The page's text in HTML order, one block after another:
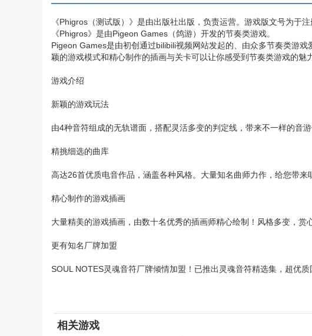
《Phigros（测试版）》是由出版社出版，负责运营。游戏版文号为于注
《Phigros》是由Pigeon Games（鸽游）开发的节奏类游戏。
Pigeon Games是由初创通过bilibili视频网站发起的、由众多节奏类游
颖的游戏模式和精心制作的插画与关卡可以让你感受到节奏类游戏的魅力
游戏介绍
新颖的游戏玩法
由4种音符组成的无轨谱面，搭配灵活多变的判定线，带来不一样的音
精挑细选的曲库
高达26首优质电音作品，涵盖各种风格。大量知名曲师力作，给您带来
精心制作的游戏插画
大量精美的游戏插画，由数十名优秀的插画师精心绘制！风格多变，赏
更有知名厂牌加盟
SOUL NOTES灵魂音符厂牌倾情加盟！已推出灵魂音符精选集，超优质
相关游戏